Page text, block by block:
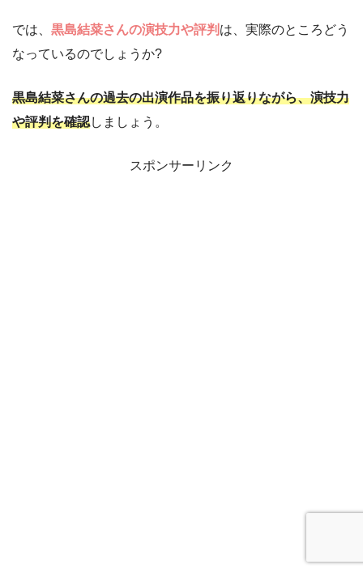
では、 黒島結菜さんの演技力や評判 は、実際のところどう
なっているのでしょうか?
黒島結菜さんの過去の出演作品を振り返りながら、演技力
や評判を確認しましょう。
スポンサーリンク